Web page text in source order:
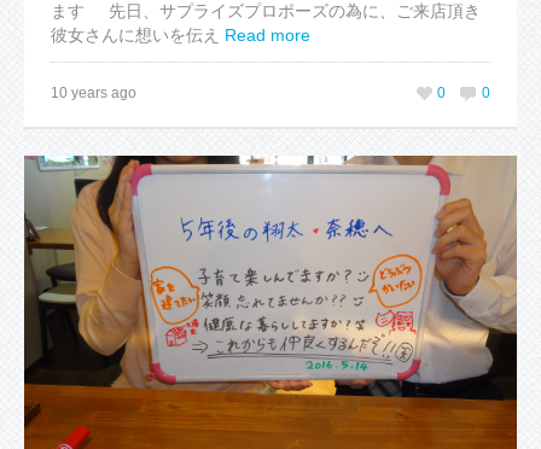
ます 先日、サプライズプロポーズの為に、ご来店頂き
彼女さんに想いを伝え Read more
10 years ago 0
0